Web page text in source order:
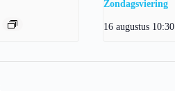
Zondagsviering
16 augustus 10:30